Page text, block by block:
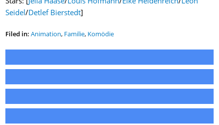
Seidel/Detlef Bierstedt]
Filed in: Animation, Familie, Komödie